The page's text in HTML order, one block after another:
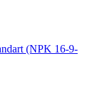
(NPK 16-9-